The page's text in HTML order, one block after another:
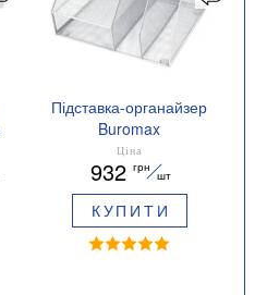
Підставка-органайзер
Buromax
310x255x255мм
металева срібна
BM.6244-24
Ціна
932 грн
шт
КУПИТИ